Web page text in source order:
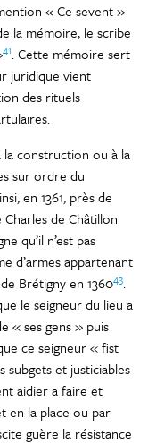
« Ce sevent »
la mémoire, le scribe
41. Cette mémoire sert
juridique vient
des rituels
la construction ou à la
sur ordre du
en 1361, près de
de Châtillon
qu’il n’est pas
d’armes appartenant
Brétigny en 136043.
le seigneur du lieu a
« ses gens » puis
ce seigneur « fist
subgets et justiciables
aidier a faire et
en la place ou par
guère la résistance